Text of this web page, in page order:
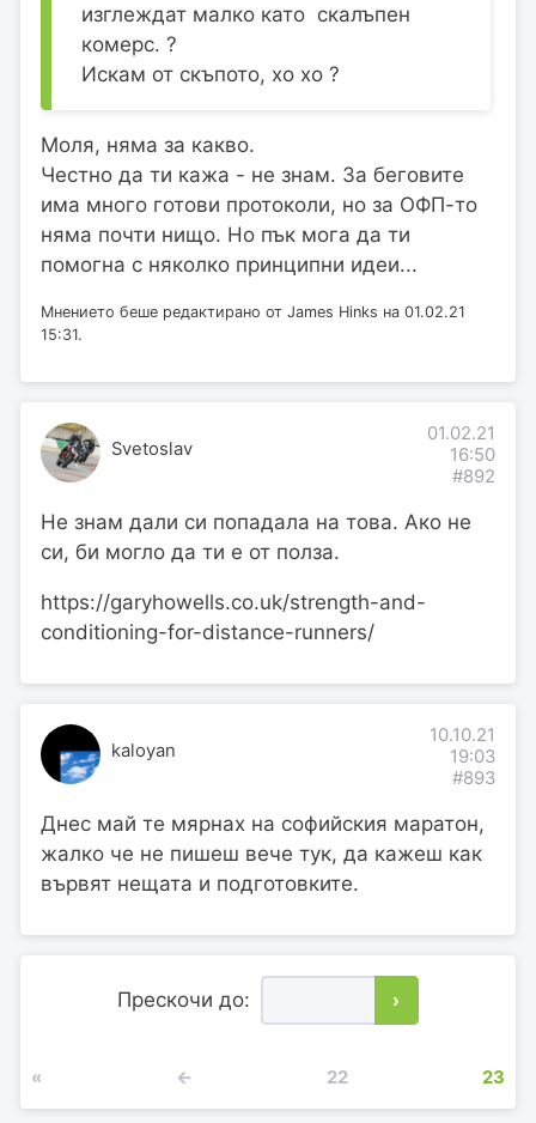
изглеждат малко като скалъпен
комерс. ?
Искам от скъпото, хо хо ?
Моля, няма за какво.
Честно да ти кажа - не знам. За беговите
има много готови протоколи, но за ОФП-то
няма почти нищо. Но пък мога да ти
помогна с няколко принципни идеи...
Мнението беше редактирано от James Hinks на 01.02.21
15:31.
Svetoslav
01.02.21
16:50
#892
Не знам дали си попадала на това. Ако не
си, би могло да ти е от полза.
https://garyhowells.co.uk/strength-and-
conditioning-for-distance-runners/
kaloyan
10.10.21
19:03
#893
Днес май те мярнах на софийския маратон,
жалко че не пишеш вече тук, да кажеш как
вървят нещата и подготовките.
Прескочи до: ›
« ← 22 23